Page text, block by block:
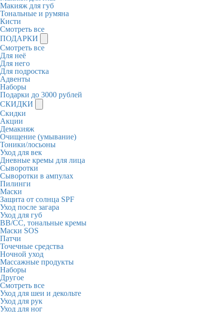
Макияж для губ
Тональные и румяна
Кисти
Смотреть все
ПОДАРКИ
Смотреть все
Для неё
Для него
Для подростка
Адвенты
Наборы
Подарки до 3000 рублей
СКИДКИ
Скидки
Акции
Демакияж
Очищение (умывание)
Тоники/лосьоны
Уход для век
Дневные кремы для лица
Сыворотки
Сыворотки в ампулах
Пилинги
Маски
Защита от солнца SPF
Уход после загара
Уход для губ
BB/CC, тональные кремы
Маски SOS
Патчи
Точечные средства
Ночной уход
Массажные продукты
Наборы
Другое
Смотреть все
Уход для шеи и декольте
Уход для рук
Уход для ног